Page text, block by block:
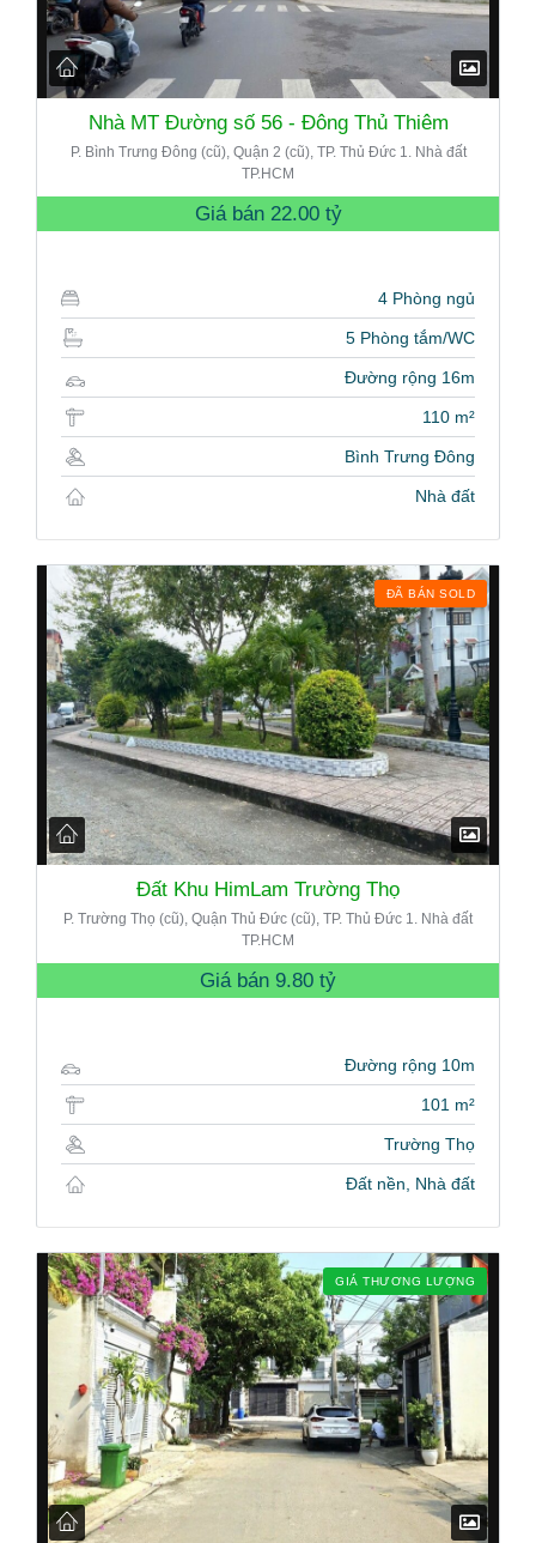
Nhà MT Đường số 56 - Đông Thủ Thiêm
P. Bình Trưng Đông (cũ), Quận 2 (cũ), TP. Thủ Đức 1. Nhà đất
TP.HCM
Giá bán 22.00 tỷ
4 Phòng ngủ
5 Phòng tắm/WC
Đường rộng 16m
110 m²
Bình Trưng Đông
Nhà đất
ĐÃ BÁN SOLD
Đất Khu HimLam Trường Thọ
P. Trường Thọ (cũ), Quận Thủ Đức (cũ), TP. Thủ Đức 1. Nhà đất
TP.HCM
Giá bán 9.80 tỷ
Đường rộng 10m
101 m²
Trường Thọ
Đất nền, Nhà đất
GIÁ THƯƠNG LƯỢNG